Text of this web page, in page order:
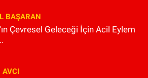
BAŞARAN
Çevresel Geleceği İçin Acil Eylem
AVCI